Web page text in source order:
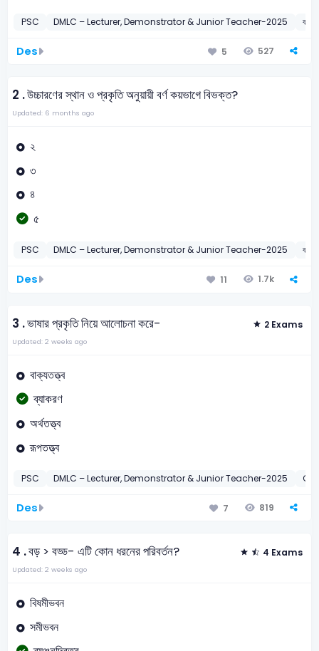
PSC DMLC – Lecturer, Demonstrator & Junior Teacher-2025 বাংলা
Des 5 527
2 .উচ্চারণের স্থান ও প্রকৃতি অনুয়ায়ী বর্ণ কয়ভাগে বিভক্ত?
Updated: 6 months ago
২
৩
৪
৫
PSC DMLC – Lecturer, Demonstrator & Junior Teacher-2025 বাংলা
Des 11 1.7k
3 .ভাষার প্রকৃতি নিয়ে আলোচনা করে- 2 Exams
Updated: 2 weeks ago
বাক্যতত্ত্ব
ব্যাকরণ
অর্থতত্ত্ব
রূপতত্ত্ব
PSC DMLC – Lecturer, Demonstrator & Junior Teacher-2025
Des 7 819
4 .বড় > বড্ড- এটি কোন ধরনের পরিবর্তন? 4 Exams
Updated: 2 weeks ago
বিষমীভবন
সমীভবন